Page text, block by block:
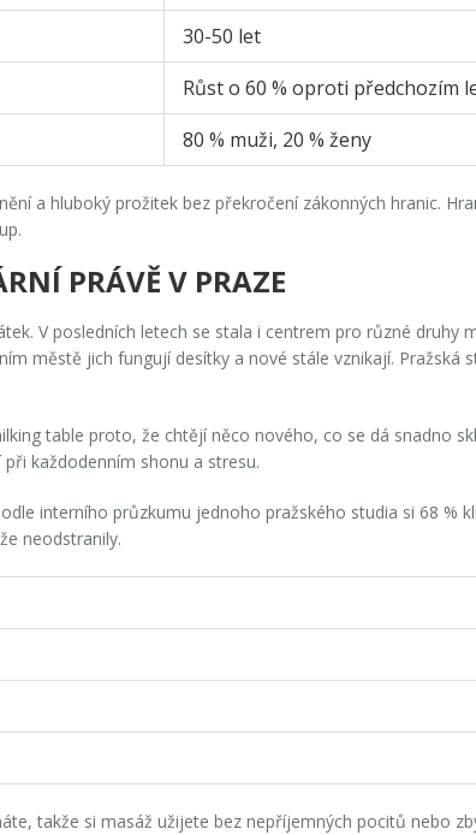
30-50 let
Růst o 60 % oproti předchozím
80 % muži, 20 % ženy
a hluboký prožitek bez překročení zákonných hranic.
PRÁVĚ V PRAZE
V posledních letech se stala i centrem pro různé druhy
městě jich fungují desítky a nové stále vznikají.
table proto, že chtějí něco nového, co se dá snadno
každodenním shonu a stresu.
interního průzkumu jednoho pražského studia si 68 %
neodstranily.
takže si masáž užijete bez nepříjemných pocitů nebo